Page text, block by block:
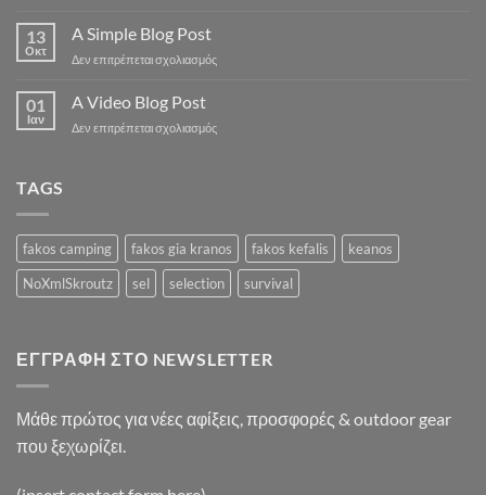
with
13
Οκτ
A Simple Blog Post
Δεν επιτρέπεται σχολιασμόςστο
Post
01
Ιαν
A Video Blog Post
Δεν επιτρέπεται σχολιασμόςστο
TAGS
fakos camping fakos gia kranos fakos kefalis
keanos
NoXmlSkroutz
sel selection survival
ΕΓΓΡΑΦΉ ΣΤΟ NEWSLETTER
Μάθε πρώτος για νέες αφίξεις, προσφορές & outdoor gear
που ξεχωρίζει.